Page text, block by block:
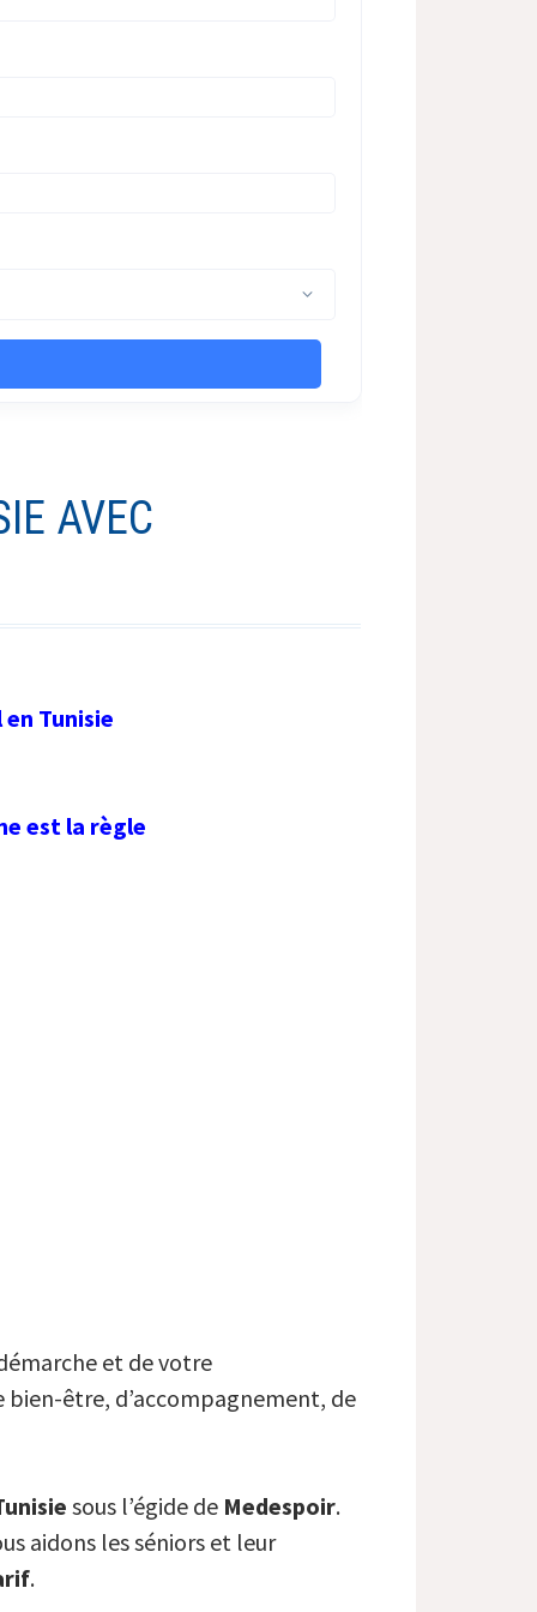
AVEC
Tunisie
est la règle
et de votre
être, d’accompagnement, de
sous l’égide de Medespoir.
aidons les séniors et leur
.